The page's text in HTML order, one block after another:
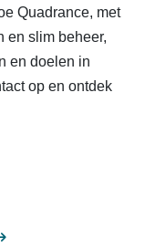
Quadrance, met
en slim beheer,
en doelen in
op en ontdek